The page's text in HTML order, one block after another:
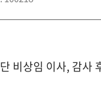
비상임 이사, 감사